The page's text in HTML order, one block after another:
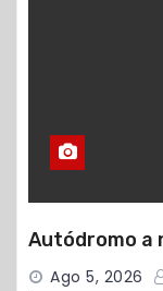
Autódromo a
Ago 5, 2026